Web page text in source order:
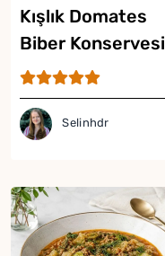
Kışlık Domates
Biber Konservesi
Tarifi
Selinhdr